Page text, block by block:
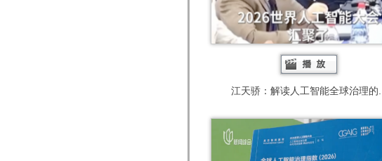
江天骄：解读人工智能全球治理的...